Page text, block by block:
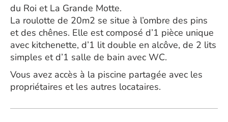
du Roi et La Grande Motte.
La roulotte de 20m2 se situe à l’ombre des pins
et des chênes. Elle est composé d’1 pièce unique
avec kitchenette, d’1 lit double en alcôve, de 2 lits
simples et d’1 salle de bain avec WC.
Vous avez accès à la piscine partagée avec les
propriétaires et les autres locataires.